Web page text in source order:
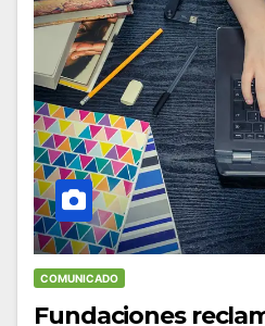
COMUNICADO
Fundaciones